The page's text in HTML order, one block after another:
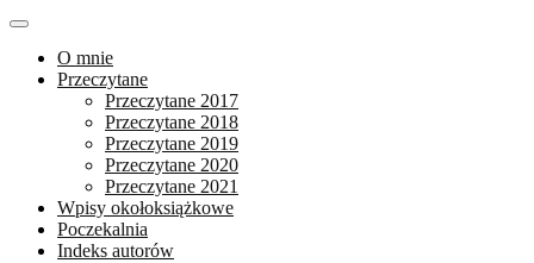
O mnie
Przeczytane
Przeczytane 2017
Przeczytane 2018
Przeczytane 2019
Przeczytane 2020
Przeczytane 2021
Wpisy okołoksiążkowe
Poczekalnia
Indeks autorów